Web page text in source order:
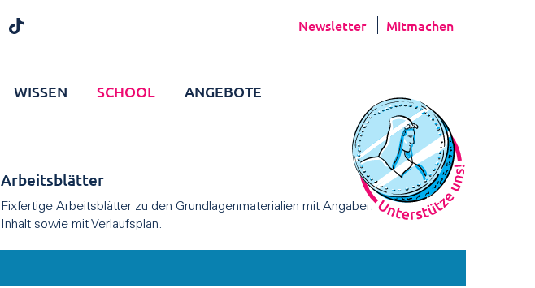
Newsletter Mitmachen
WISSEN SCHOOL ANGEBOTE
Arbeitsblätter
Fixfertige Arbeitsblätter zu den Grundlagenmaterialien mit Angaben zu Zielen und
Inhalt sowie mit Verlaufsplan.